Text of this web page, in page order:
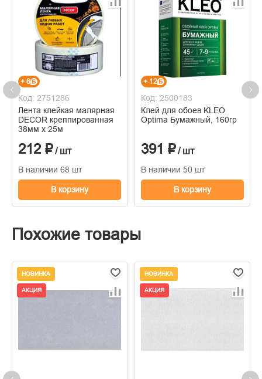
+ 6
Код: 2751286
Лента клейкая малярная
DECOR креппированная
38мм х 25м
212 ₽/ шт
В наличии 68 шт
В корзину
+ 12
Код: 2500183
Клей для обоев KLEO
Optima Бумажный, 160гр
391 ₽/ шт
В наличии 50 шт
В корзину
Похожие товары
НОВИНКА
АКЦИЯ
НОВИНКА
АКЦИЯ